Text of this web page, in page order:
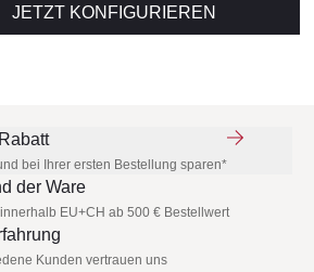
JETZT KONFIGURIEREN
bei Ihrer ersten Bestellung sparen*
der Ware
EU+CH ab 500 € Bestellwert
Kunden vertrauen uns